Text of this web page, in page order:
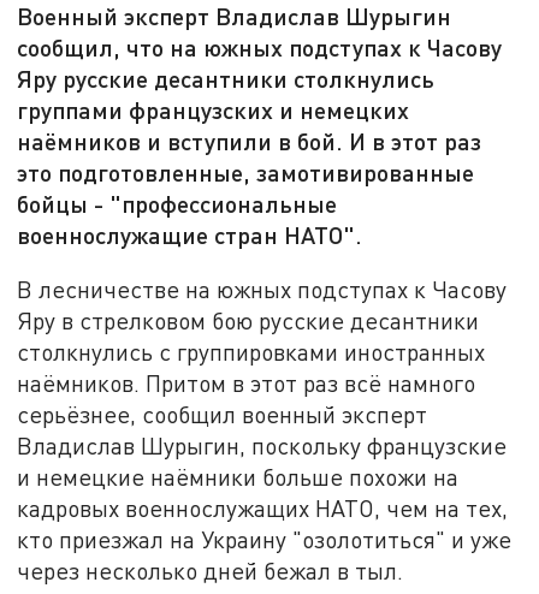
Военный эксперт Владислав Шурыгин
сообщил, что на южных подступах к Часову
Яру русские десантники столкнулись
группами французских и немецких
наёмников и вступили в бой. И в этот раз
это подготовленные, замотивированные
бойцы - "профессиональные
военнослужащие стран НАТО".
В лесничестве на южных подступах к Часову
Яру в стрелковом бою русские десантники
столкнулись с группировками иностранных
наёмников. Притом в этот раз всё намного
серьёзнее, сообщил военный эксперт
Владислав Шурыгин, поскольку французские
и немецкие наёмники больше похожи на
кадровых военнослужащих НАТО, чем на тех,
кто приезжал на Украину "озолотиться" и уже
через несколько дней бежал в тыл.